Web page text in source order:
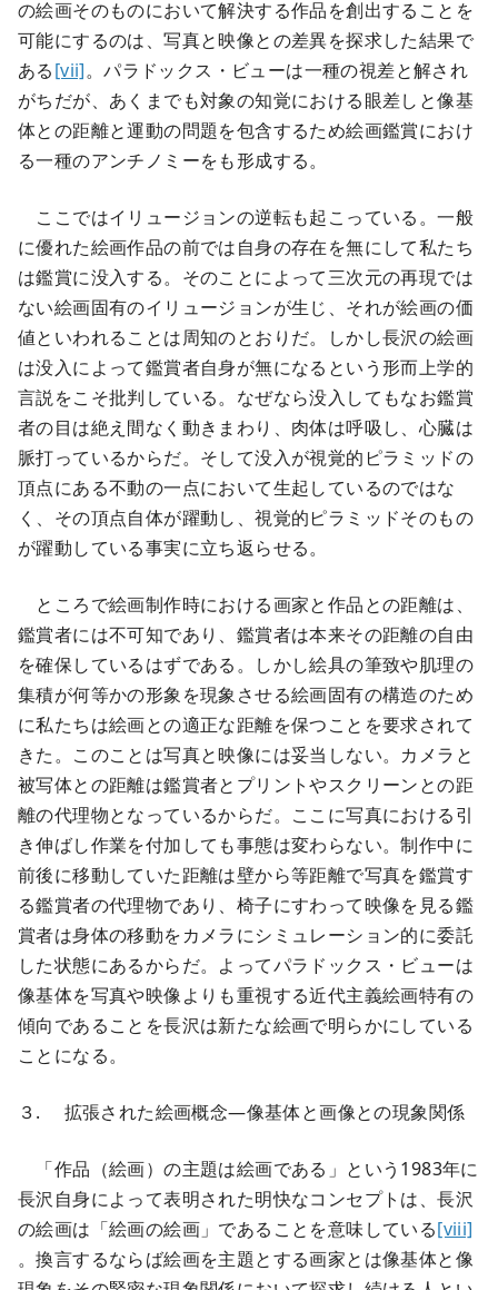
の絵画そのものにおいて解決する作品を創出することを
可能にするのは、写真と映像との差異を探求した結果で
ある[vii]。パラドックス・ビューは一種の視差と解され
がちだが、あくまでも対象の知覚における眼差しと像基
体との距離と運動の問題を包含するため絵画鑑賞におけ
る一種のアンチノミーをも形成する。
ここではイリュージョンの逆転も起こっている。一般
に優れた絵画作品の前では自身の存在を無にして私たち
は鑑賞に没入する。そのことによって三次元の再現では
ない絵画固有のイリュージョンが生じ、それが絵画の価
値といわれることは周知のとおりだ。しかし長沢の絵画
は没入によって鑑賞者自身が無になるという形而上学的
言説をこそ批判している。なぜなら没入してもなお鑑賞
者の目は絶え間なく動きまわり、肉体は呼吸し、心臓は
脈打っているからだ。そして没入が視覚的ピラミッドの
頂点にある不動の一点において生起しているのではな
く、その頂点自体が躍動し、視覚的ピラミッドそのもの
が躍動している事実に立ち返らせる。
ところで絵画制作時における画家と作品との距離は、
鑑賞者には不可知であり、鑑賞者は本来その距離の自由
を確保しているはずである。しかし絵具の筆致や肌理の
集積が何等かの形象を現象させる絵画固有の構造のため
に私たちは絵画との適正な距離を保つことを要求されて
きた。このことは写真と映像には妥当しない。カメラと
被写体との距離は鑑賞者とプリントやスクリーンとの距
離の代理物となっているからだ。ここに写真における引
き伸ばし作業を付加しても事態は変わらない。制作中に
前後に移動していた距離は壁から等距離で写真を鑑賞す
る鑑賞者の代理物であり、椅子にすわって映像を見る鑑
賞者は身体の移動をカメラにシミュレーション的に委託
した状態にあるからだ。よってパラドックス・ビューは
像基体を写真や映像よりも重視する近代主義絵画特有の
傾向であることを長沢は新たな絵画で明らかにしている
ことになる。
３. 拡張された絵画概念―像基体と画像との現象関係
「作品（絵画）の主題は絵画である」という1983年に
長沢自身によって表明された明快なコンセプトは、長沢
の絵画は「絵画の絵画」であることを意味している[viii]
。換言するならば絵画を主題とする画家とは像基体と像